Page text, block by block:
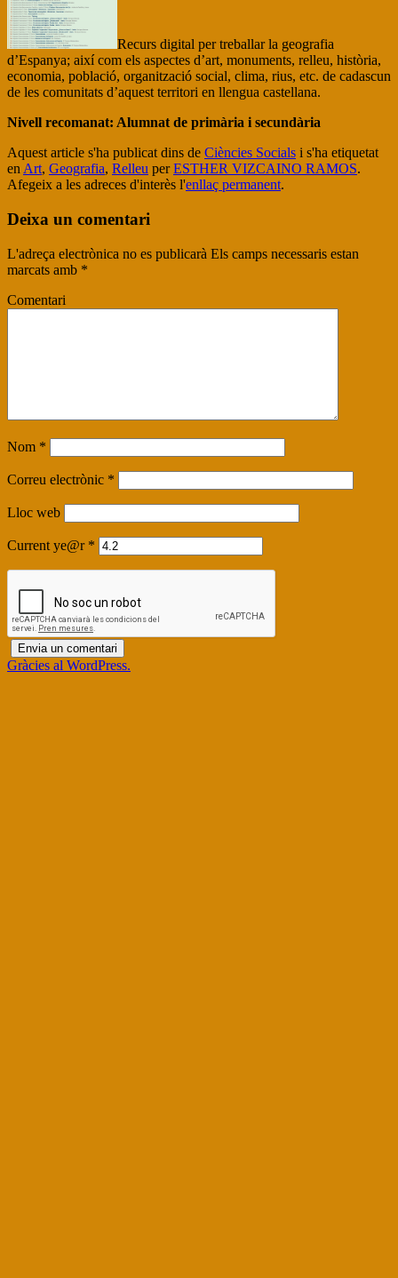
Recurs digital per treballar la geografia
d’Espanya; així com els aspectes d’art, monuments, relleu, història,
economia, població, organització social, clima, rius, etc. de cadascun
de les comunitats d’aquest territori en llengua castellana.
Nivell recomanat: Alumnat de primària i secundària
Aquest article s'ha publicat dins de Ciències Socials i s'ha etiquetat
enArt, Geografia, Relleu perESTHER VIZCAINO RAMOS.
Afegeix a les adreces d'interès l'enllaç permanent.
Deixa un comentari
L'adreça electrònica no es publicarà Els camps necessaris estan
marcats amb *
Comentari
Nom *
Correu electrònic *
Lloc web
Current ye@r *
Gràcies al WordPress.